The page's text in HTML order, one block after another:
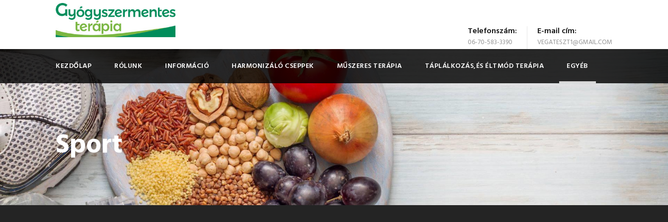
Telefonszám:
06-70-583-3390
E-mail cím:
VEGATESZT1@GMAIL.COM
KEZDŐLAP RÓLUNK INFORMÁCIÓ HARMONIZÁLÓ CSEPPEK MŰSZERES TERÁPIA TÁPLÁLKOZÁS,ÉS ÉLTMÓD TERÁPIA EGYÉB
Sport